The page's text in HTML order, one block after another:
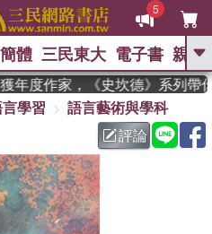
5
GO
：東野圭吾 、 高希均教授回憶錄
父親節 、 如果歷
暑期推薦 、 國際布克
灣漫遊錄、 方念華
時代 、 數學女孩：黎曼猜想
的迷走神經
簡體 三民東大 電子書 親子
度作家，《史坎德》系列帶你
學習
語言藝術與學科
評論